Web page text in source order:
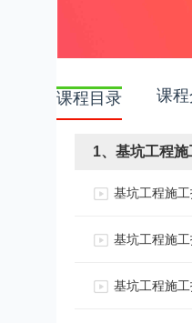
课程目录 课
1、基坑工程
基坑工程施
基坑工程施
基坑工程施